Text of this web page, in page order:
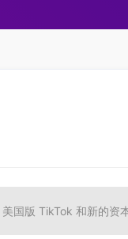
国版 TikTok 和新的资